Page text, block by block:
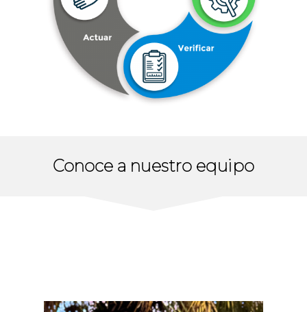
Conoce a nuestro equipo